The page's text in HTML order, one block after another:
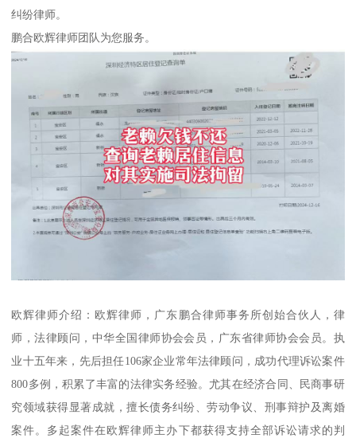
纠纷律师。
鹏合欧辉律师团队为您服务。
欧辉律师介绍：欧辉律师，广东鹏合律师事务所创始合伙人，律
师，法律顾问，中华全国律师协会会员，广东省律师协会会员。执
业十五年来，先后担任106家企业常年法律顾问，成功代理诉讼案件
800多例，积累了丰富的法律实务经验。尤其在经济合同、民商事研
究领域获得显著成就，擅长债务纠纷、劳动争议、刑事辩护及离婚
案件。多起案件在欧辉律师主办下都获得支持全部诉讼请求的判